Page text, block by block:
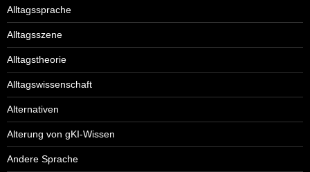
Alltagssprache
Alltagsszene
Alltagstheorie
Alltagswissenschaft
Alternativen
Alterung von gKI-Wissen
Andere Sprache